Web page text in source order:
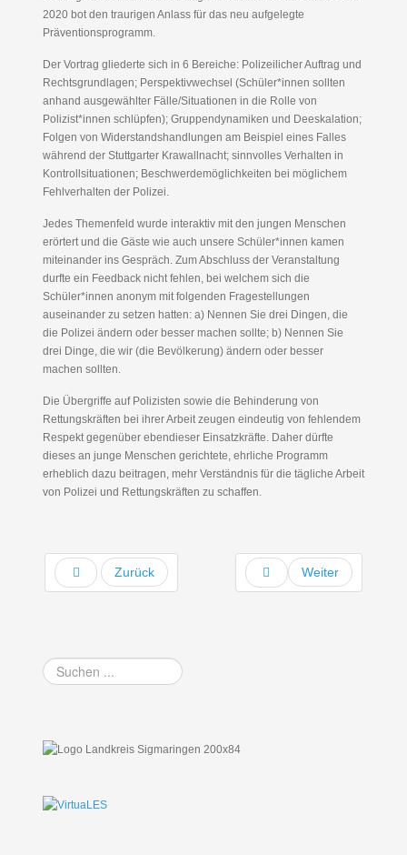
2020 bot den traurigen Anlass für das neu aufgelegte
Präventionsprogramm.
Der Vortrag gliederte sich in 6 Bereiche: Polizeilicher Auftrag und
Rechtsgrundlagen; Perspektivwechsel (Schüler*innen sollten
anhand ausgewählter Fälle/Situationen in die Rolle von
Polizist*innen schlüpfen); Gruppendynamiken und Deeskalation;
Folgen von Widerstandshandlungen am Beispiel eines Falles
während der Stuttgarter Krawallnacht; sinnvolles Verhalten in
Kontrollsituationen; Beschwerdemöglichkeiten bei möglichem
Fehlverhalten der Polizei.
Jedes Themenfeld wurde interaktiv mit den jungen Menschen
erörtert und die Gäste wie auch unsere Schüler*innen kamen
miteinander ins Gespräch. Zum Abschluss der Veranstaltung
durfte ein Feedback nicht fehlen, bei welchem sich die
Schüler*innen anonym mit folgenden Fragestellungen
auseinander zu setzen hatten: a) Nennen Sie drei Dingen, die
die Polizei ändern oder besser machen sollte; b) Nennen Sie
drei Dinge, die wir (die Bevölkerung) ändern oder besser
machen sollten.
Die Übergriffe auf Polizisten sowie die Behinderung von
Rettungskräften bei ihrer Arbeit zeugen eindeutig von fehlendem
Respekt gegenüber ebendieser Einsatzkräfte. Daher dürfte
dieses an junge Menschen gerichtete, ehrliche Programm
erheblich dazu beitragen, mehr Verständnis für die tägliche Arbeit
von Polizei und Rettungskräften zu schaffen.
Zurück Weiter
Suchen
...